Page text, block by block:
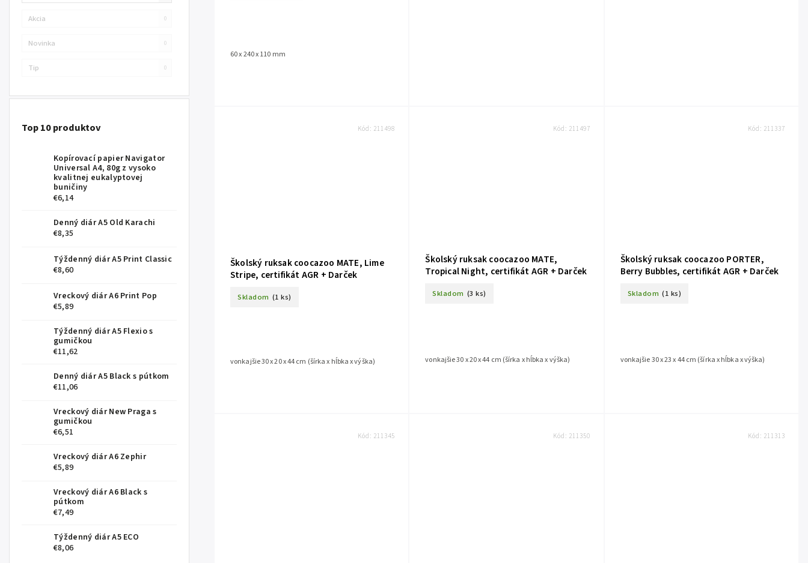
Akcia 0
Novinka 0
Tip 0
Top 10 produktov
Kopírovací papier Navigator
Universal A4, 80g z vysoko
kvalitnej eukalyptovej
buničiny
€6,14
Denný diár A5 Old Karachi
€8,35
Týždenný diár A5 Print Classic
€8,60
Vreckový diár A6 Print Pop
€5,89
Týždenný diár A5 Flexio s
gumičkou
€11,62
Denný diár A5 Black s pútkom
€11,06
Vreckový diár New Praga s
gumičkou
€6,51
Vreckový diár A6 Zephir
€5,89
Vreckový diár A6 Black s
pútkom
€7,49
Týždenný diár A5 ECO
€8,06
60 x 240 x 110 mm
Školský ruksak coocazoo MATE, Lime
Stripe, certifikát AGR + Darček
Skladom (1 ks)
vonkajšie 30 x 20 x 44 cm (šírka x hĺbka x výška)
Kód: 211498
Školský ruksak coocazoo MATE,
Tropical Night, certifikát AGR + Darček
Skladom (3 ks)
vonkajšie 30 x 20 x 44 cm (šírka x hĺbka x výška)
Kód: 211497
Školský ruksak coocazoo PORTER,
Berry Bubbles, certifikát AGR + Darček
Skladom (1 ks)
vonkajšie 30 x 23 x 44 cm (šírka x hĺbka x výška)
Kód: 211337
Kód: 211345 Kód: 211350 Kód: 211313